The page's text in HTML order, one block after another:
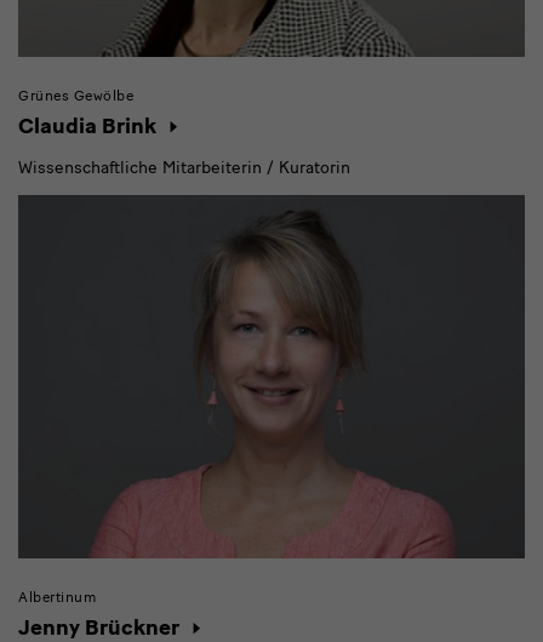
Grünes Gewölbe
Claudia Brink
Wissenschaftliche Mitarbeiterin / Kuratorin
Albertinum
Jenny Brückner